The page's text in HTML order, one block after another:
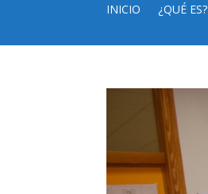
INICIO ¿QUÉ ES?